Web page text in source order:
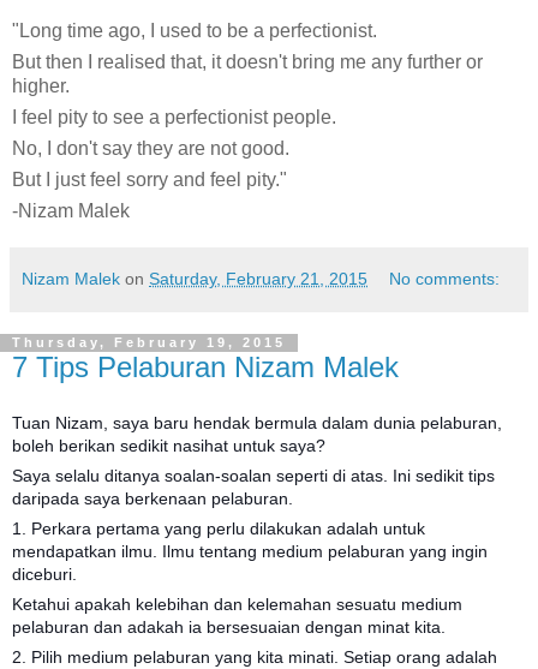
"Long time ago, I used to be a perfectionist.
But then I realised that, it doesn't bring me any further or
higher.
I feel pity to see a perfectionist people.
No, I don't say they are not good.
But I just feel sorry and feel pity."
-Nizam Malek
Nizam Malek on Saturday, February 21, 2015 No comments:
Thursday, February 19, 2015
7 Tips Pelaburan Nizam Malek
Tuan Nizam, saya baru hendak bermula dalam dunia pelaburan,
boleh berikan sedikit nasihat untuk saya?
Saya selalu ditanya soalan-soalan seperti di atas. Ini sedikit tips
daripada saya berkenaan pelaburan.
1. Perkara pertama yang perlu dilakukan adalah untuk
mendapatkan ilmu. Ilmu tentang medium pelaburan yang ingin
diceburi.
Ketahui apakah kelebihan dan kelemahan sesuatu medium
pelaburan dan adakah ia bersesuaian dengan minat kita.
2. Pilih medium pelaburan yang kita minati. Setiap orang adalah